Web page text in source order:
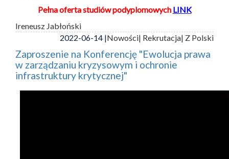
Pełna oferta studiów podyplomowych LINK
Ireneusz Jabłoński
2022-06-14 |Nowości| Rekrutacja| Z Polski
Zaproszenie na Konferencję "Ewolucja prawa
w zarządzaniu kryzysowym i ochronie
infrastruktury krytycznej"